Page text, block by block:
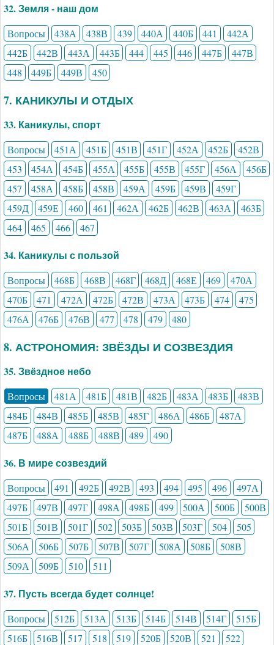
32. Земля - наш дом
Вопросы 438А 438В 439 440А 440Б 441
442А
442Б
442В 443А 443Б 444 445 446 447Б
447В
448
449Б 449В 450
7. КАНИКУЛЫ И ОТДЫХ
33. Каникулы, спорт
Вопросы 451А 451Б 451В 451Г 452А 452Б
452В
453
454А 454Б 455А 455Б 455В 455Г 456А
456Б
457
458А 458Б 458В 459А 459Б 459В
459Г
459Д
459Е 460 461 462А 462Б 462В 463А
463Б
464
465 466 467
34. Каникулы с пользой
Вопросы 468Б 468В 468Г 468Д 468Е 469
470А
470Б
471 472А 472Б 472В 473А 473Б 474
475
476А
476Б 476В 477 478 479 480
8. АСТРОНОМИЯ: ЗВЁЗДЫ И СОЗВЕЗДИЯ
35. Звёздное небо
Вопросы 481А 481Б 481В 482Б 483А 483Б
483В
484Б
484В 485Б 485В 485Г 486А 486Б
487А
487Б
488А 488Б 488В 489 490
36. В мире созвездий
Вопросы 491 492Б 492В 493 494 495 496
497А
497Б
497В 497Г 498А 498Б 499 500А 500Б
500В
501Б
501В 501Г 502 503Б 503В 503Г 504
505
506А
506Б 507Б 507В 507Г 508А 508Б
508В
509А
509Б 510 511
37. Пусть всегда будет солнце!
Вопросы 512Б 513А 513Б 514Б 514В 514Г
515Б
516Б
516В 517 518 519 520Б 520В 521
522